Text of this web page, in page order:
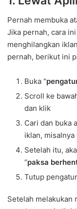
Pernah membuka
Jika pernah, cara
menghilangkan
pernah, berikut ini
Buka “
Scroll ke
dan klik
Cari dan buka
iklan,
Setelah itu,
“paksa
Tutup
Setelah melakukan